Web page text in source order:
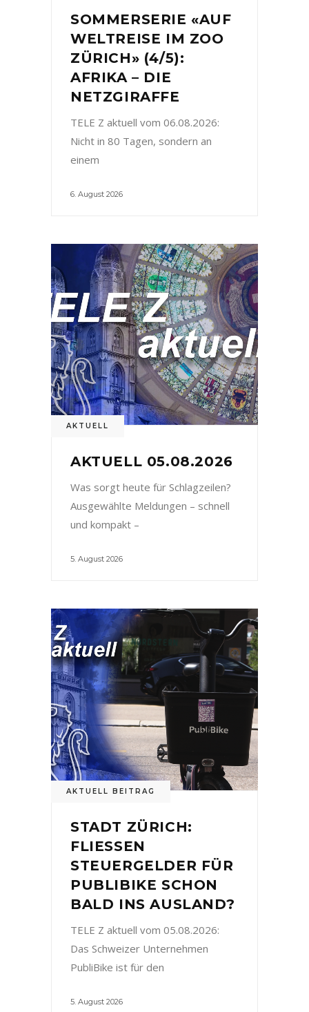
SOMMERSERIE «AUF
WELTREISE IM ZOO
ZÜRICH» (4/5):
AFRIKA – DIE
NETZGIRAFFE
TELE Z aktuell vom 06.08.2026:
Nicht in 80 Tagen, sondern an
einem
6. August 2026
AKTUELL
AKTUELL 05.08.2026
Was sorgt heute für Schlagzeilen?
Ausgewählte Meldungen – schnell
und kompakt –
5. August 2026
AKTUELL BEITRAG
STADT ZÜRICH:
FLIESSEN
STEUERGELDER FÜR
PUBLIBIKE SCHON
BALD INS AUSLAND?
TELE Z aktuell vom 05.08.2026:
Das Schweizer Unternehmen
PubliBike ist für den
5. August 2026